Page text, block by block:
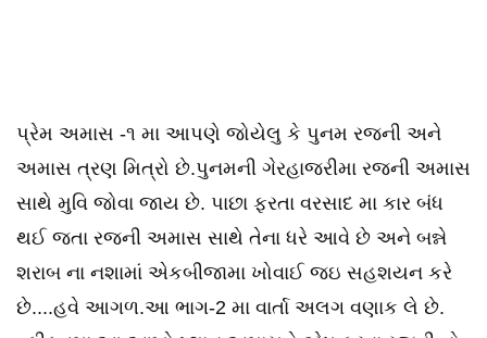
પ્રેમ અમાસ -૧ મા આપણે જોયેલુ કે પુનમ રજની અને
અમાસ ત્રણ મિત્રો છે.પુનમની ગેરહાજરીમા રજની અમાસ
સાથે મુવિ જોવા જાય છે. પાછા ફરતા વરસાદ મા કાર બંધ
થઈ જતા રજની અમાસ સાથે તેના ધરે આવે છે અને બન્ને
શરાબ ના નશામાં એકબીજામા ખોવાઈ જઇ સહશયન કરે
છે....હવે આગળ.આ ભાગ-2 મા વાર્તા અલગ વણાક લે છે.